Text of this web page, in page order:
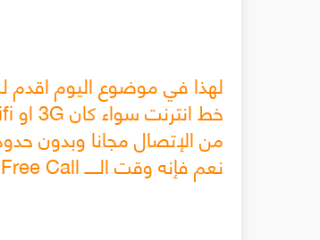
لهذا في موضوع اليوم
خط انترنت سواء كان3G او
من الإتصال مجانا وبدون
نعم فإنه وقت الـــــFree Call